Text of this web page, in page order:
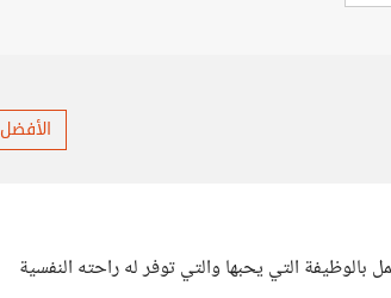
الأفضل
التي يحبها والتي توفر له راحته النفسية